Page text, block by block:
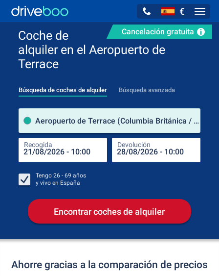
€
Cancelación gratuita
Coche de
alquiler en el Aeropuerto de
Terrace
Búsqueda de coches de alquiler Búsqueda avanzada
Aeropuerto de Terrace (Columbia Británica / Canadá)
Recogida Devolución
Tengo 26 - 69 años
y vivo en España
Encontrar coches de alquiler
Ahorre gracias a la comparación de precios